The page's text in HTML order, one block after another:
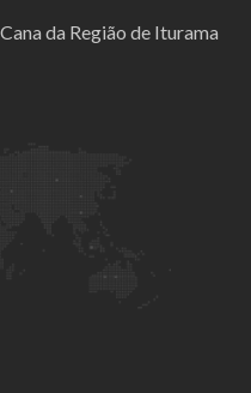
da Região de Iturama